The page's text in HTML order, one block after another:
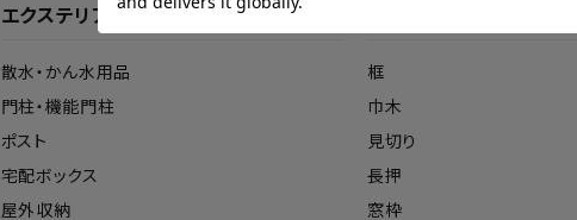
エクステリア・外構
散水・かん水用品
門柱・機能門柱
ポスト
宅配ボックス
屋外収納
框
巾木
見切り
長押
窓枠